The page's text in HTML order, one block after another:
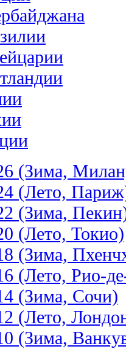
(Зима,
(Лето,
(Зима,
(Лето, Токио)
(Зима,
(Лето, Рио-
(Зима, Сочи)
(Лето,
(Зима,